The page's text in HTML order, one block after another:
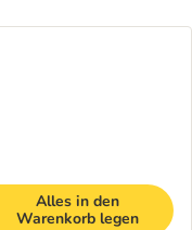
Alles in den
Warenkorb legen